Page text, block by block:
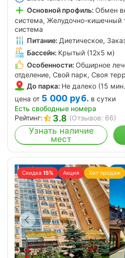
Основной профиль: Обмен
система, Желудочно-кишечный
система
Питание: Диетическое,
Бассейн: Крытый (12х5 м)
Особенности: Обширное
отделение, Свой парк, Своя
До парка: Не далеко (15
цена от 5 000 руб. в сутки
Есть свободные номера
Рейтинг:
3.8 (Отзывов: 66)
Узнать наличие
мест
Скидка 15% Акция Хит продаж